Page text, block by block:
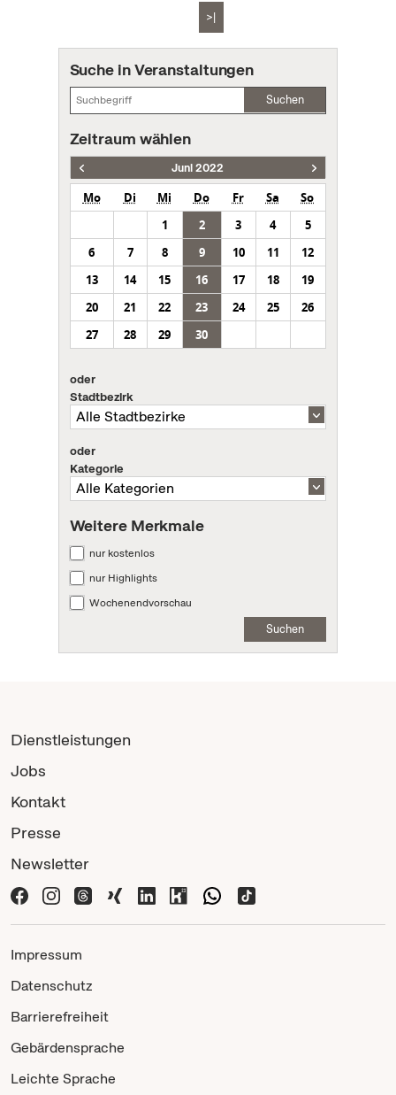
>|
Suche in Veranstaltungen
Suchen
Zeitraum wählen
Juni 2022
Mo Di Mi Do Fr Sa
So
1
2 3 4
5
6
7 8 9 10 11
12
13
14 15 16 17 18
19
20
21 22 23 24 25
26
27
28 29 30
oder
Stadtbezirk
oder
Kategorie
Weitere Merkmale
nur kostenlos
nur Highlights
Wochenendvorschau
Suchen
Dienstleistungen
Jobs
Kontakt
Presse
Newsletter
Impressum
Datenschutz
Barrierefreiheit
Gebärdensprache
Leichte Sprache